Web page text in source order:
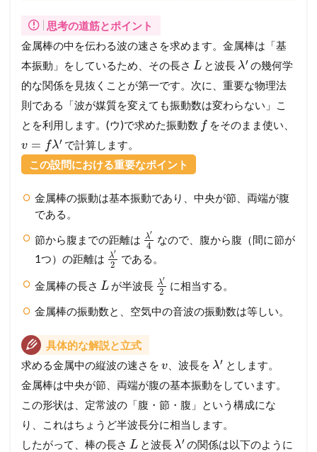
思考の道筋とポイント
金属棒の中を伝わる波の速さを求めます。金属棒は「基
本振動」をしているため、その長さ L と波長 λ′ の幾何学
的な関係を見抜くことが第一です。次に、重要な物理法
則である「波が媒質を変えても振動数は変わらない」こ
とを利用します。(ウ)で求めた振動数 f をそのまま使い、
v = fλ′ で計算します。
この設問における重要なポイント
金属棒の振動は基本振動であり、中央が節、両端が腹
である。
節から腹までの距離は λ′
4
なので、腹から腹（間に節が
1つ）の距離は λ′
2 である。
金属棒の長さ Lが半波長 λ′
2
に相当する。
金属棒の振動数と、空気中の音波の振動数は等しい。
具体的な解説と立式
求める金属中の縦波の速さを v 、波長を λ′ とします。
金属棒は中央が節、両端が腹の基本振動をしています。
この形状は、定常波の「腹・節・腹」という構成にな
り、これはちょうど半波長分に相当します。
したがって、棒の長さ L と波長 λ′ の関係は以下のように